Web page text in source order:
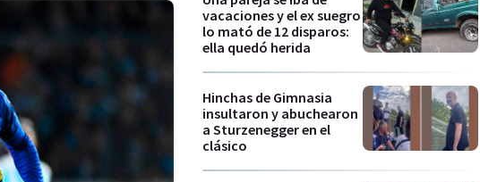
vacaciones y el ex suegro
lo mató de 12 disparos:
ella quedó herida
Hinchas de Gimnasia
insultaron y abuchearon
a Sturzenegger en el
clásico